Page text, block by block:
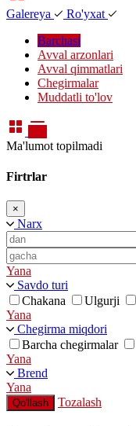
Galereya
Ro'yxat
Barchasi
Avval arzonlari
Avval qimmatlari
Chegirmalar
Muddatli to'lov
Ma'lumot topilmadi
Firtrlar
×
Narx
Yana
Savdo turi
Chakana
Ulgurji
Yana
Chegirma miqdori
Barcha chegirmalar
Yana
Brend
Yana
Qo'llash Tozalash